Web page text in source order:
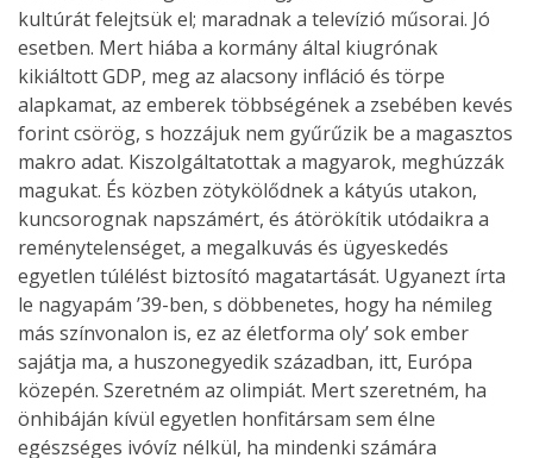
kultúrát felejtsük el; maradnak a televízió műsorai. Jó
esetben. Mert hiába a kormány által kiugrónak
kikiáltott GDP, meg az alacsony infláció és törpe
alapkamat, az emberek többségének a zsebében kevés
forint csörög, s hozzájuk nem gyűrűzik be a magasztos
makro adat. Kiszolgáltatottak a magyarok, meghúzzák
magukat. És közben zötykölődnek a kátyús utakon,
kuncsorognak napszámért, és átörökítik utódaikra a
reménytelenséget, a megalkuvás és ügyeskedés
egyetlen túlélést biztosító magatartását. Ugyanezt írta
le nagyapám ’39-ben, s döbbenetes, hogy ha némileg
más színvonalon is, ez az életforma oly’ sok ember
sajátja ma, a huszonegyedik században, itt, Európa
közepén. Szeretném az olimpiát. Mert szeretném, ha
önhibáján kívül egyetlen honfitársam sem élne
egészséges ivóvíz nélkül, ha mindenki számára